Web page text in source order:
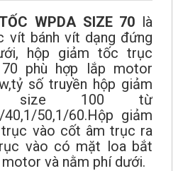
WPDA SIZE 70 là
vít bánh vít dạng đứng
hộp giảm tốc trục
phù hợp lắp motor
số truyền hộp giảm
size 100 từ
50,1/60.Hộp giảm
vào cốt âm trục ra
vào có mặt loa bắt
và nằm phí dưới.